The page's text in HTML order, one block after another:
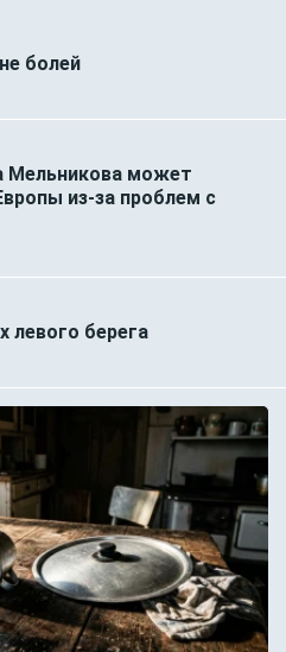
болей
Мельникова может
из-за проблем с
левого берега